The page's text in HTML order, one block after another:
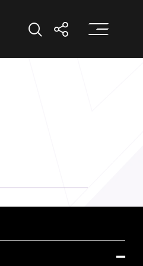
打开搜索打开分享打